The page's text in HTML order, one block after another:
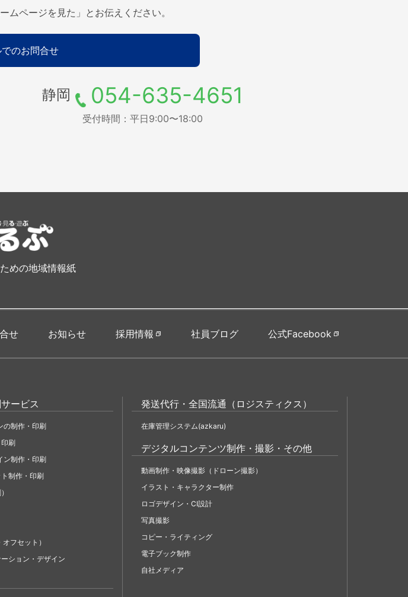
ムページを見た」とお伝えください。
でのお問合せ
静岡 054-635-4651
受付時間：平日9:00〜18:00
めの地域情報紙
せ お知らせ 採用情報 社員ブログ 公式Facebook
ービス
の制作・印刷
刷
ン制作・印刷
制作・印刷
フセット）
ション・デザイン
発送代行・全国流通（ロジスティクス）
在庫管理システム(azkaru)
デジタルコンテンツ制作・撮影・その他
動画制作・映像撮影（ドローン撮影）
イラスト・キャラクター制作
ロゴデザイン・CI設計
写真撮影
コピー・ライティング
電子ブック制作
自社メディア